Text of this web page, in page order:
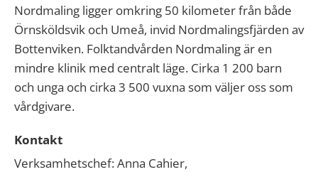
Nordmaling ligger omkring 50 kilometer från både
Örnsköldsvik och Umeå, invid Nordmalingsfjärden av
Bottenviken. Folktandvården Nordmaling är en
mindre klinik med centralt läge. Cirka 1 200 barn
och unga och cirka 3 500 vuxna som väljer oss som
vårdgivare.
Kontakt
Verksamhetschef: Anna Cahier,